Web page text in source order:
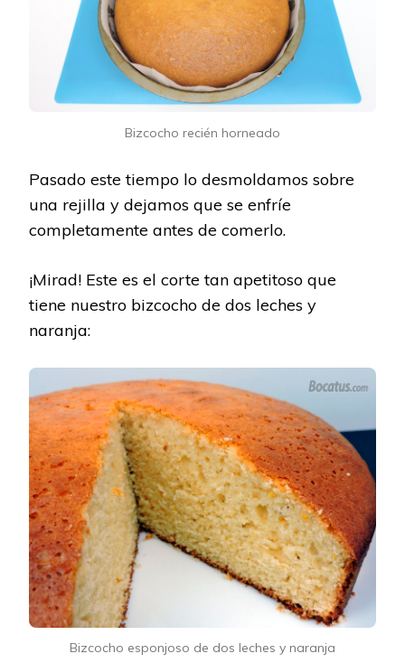
Bizcocho recién horneado
Pasado este tiempo lo desmoldamos sobre
una rejilla y dejamos que se enfríe
completamente antes de comerlo.
¡Mirad! Este es el corte tan apetitoso que
tiene nuestro bizcocho de dos leches y
naranja:
Bizcocho esponjoso de dos leches y naranja